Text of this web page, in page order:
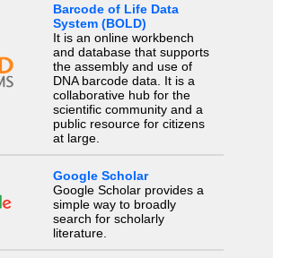
Barcode of Life Data
System (BOLD)
It is an online workbench
and database that supports
the assembly and use of
DNA barcode data. It is a
collaborative hub for the
scientific community and a
public resource for citizens
at large.
Google Scholar
Google Scholar provides a
simple way to broadly
search for scholarly
literature.